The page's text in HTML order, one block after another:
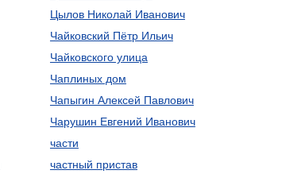
Цылов Николай Иванович
Чайковский Пётр Ильич
Чайковского улица
Чаплиных дом
Чапыгин Алексей Павлович
Чарушин Евгений Иванович
части
частный пристав